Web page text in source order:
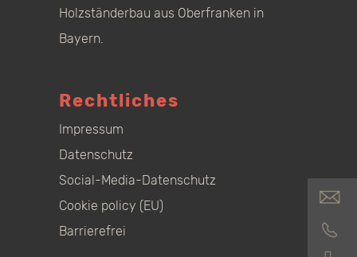
Holzständerbau aus Oberfranken in
Bayern.
Rechtliches
Impressum
Datenschutz
Social-Media-Datenschutz
Cookie policy (EU)
Barrierefrei